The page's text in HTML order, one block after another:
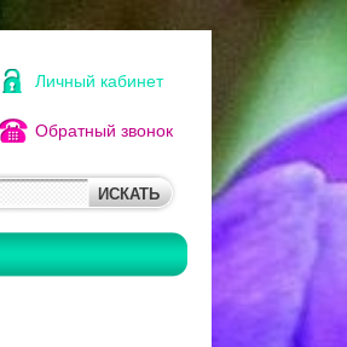
Личный кабинет
Обратный звонок